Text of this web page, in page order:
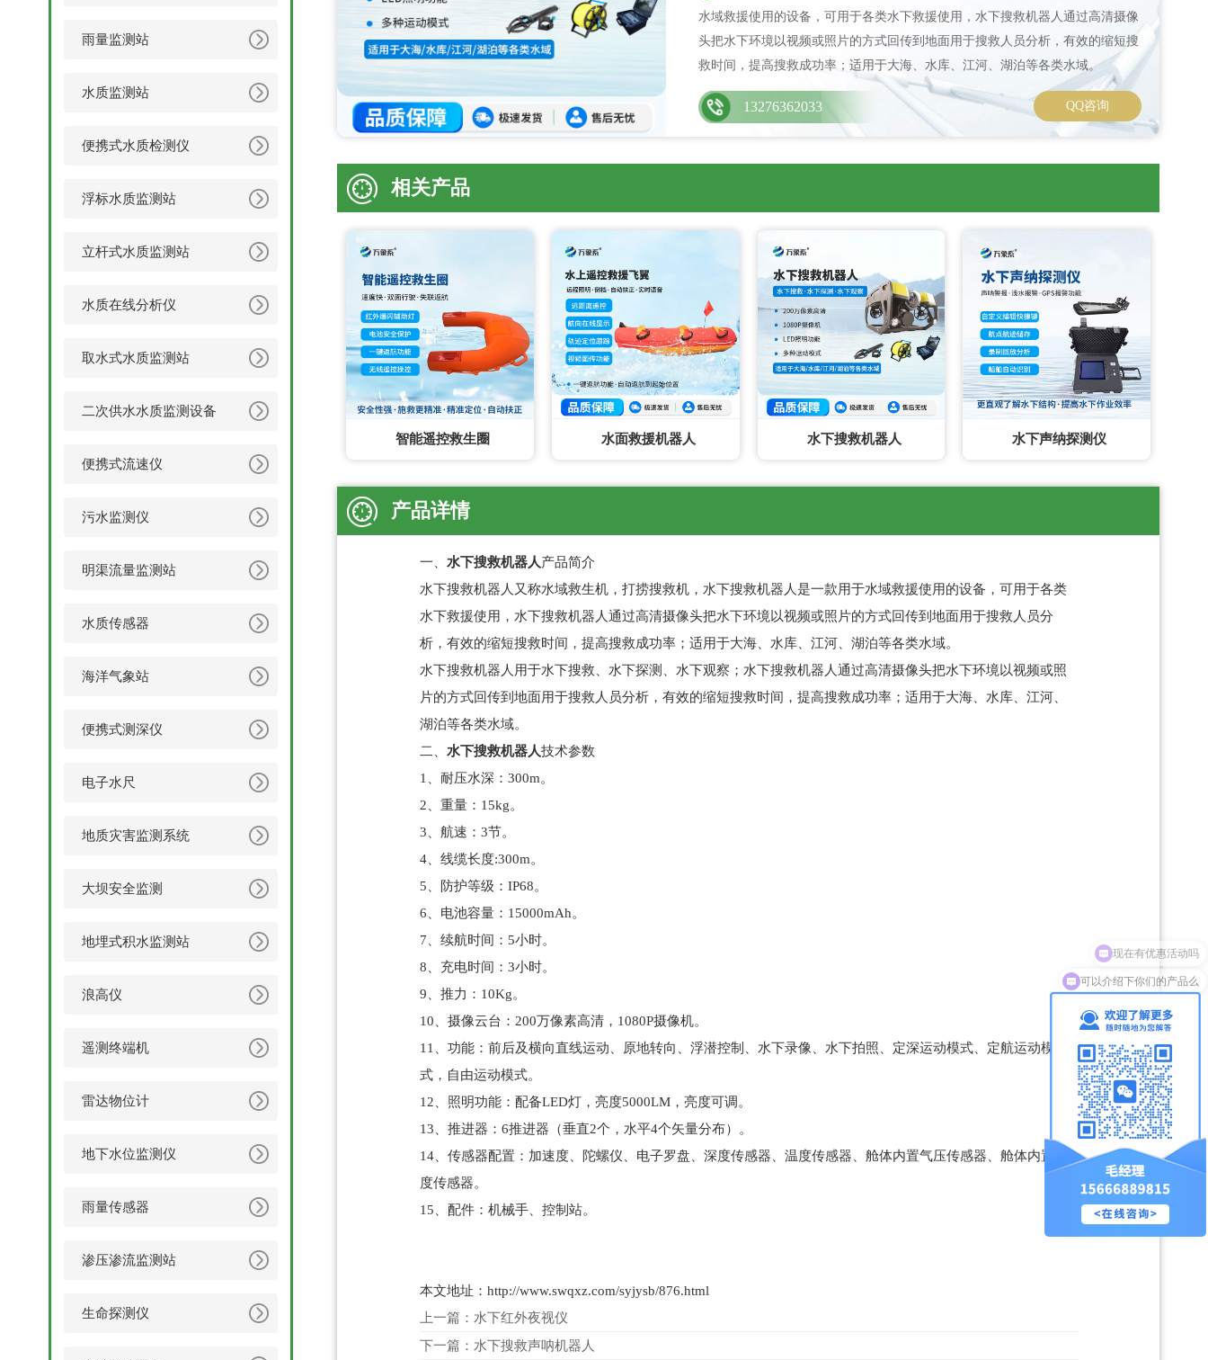
雨量监测站
水质监测站
便携式水质检测仪
浮标水质监测站
立杆式水质监测站
水质在线分析仪
取水式水质监测站
二次供水水质监测设备
便携式流速仪
污水监测仪
明渠流量监测站
水质传感器
海洋气象站
便携式测深仪
电子水尺
地质灾害监测系统
大坝安全监测
地埋式积水监测站
浪高仪
遥测终端机
雷达物位计
地下水位监测仪
雨量传感器
渗压渗流监测站
生命探测仪
水域救援使用的设备，可用于各类水下救援使用，水下搜救机器人通过高清摄像
头把水下环境以视频或照片的方式回传到地面用于搜救人员分析，有效的缩短搜
救时间，提高搜救成功率；适用于大海、水库、江河、湖泊等各类水域。
13276362033 QQ咨询
相关产品
智能遥控救生圈 水面救援机器人 水下搜救机器人 水下声纳探测仪
产品详情
一、 水下搜救机器人产品简介
水下搜救机器人又称水域救生机，打捞搜救机，水下搜救机器人是一款用于水域救援使用的设备，可用于各类
水下救援使用，水下搜救机器人通过高清摄像头把水下环境以视频或照片的方式回传到地面用于搜救人员分
析，有效的缩短搜救时间，提高搜救成功率；适用于大海、水库、江河、湖泊等各类水域。
水下搜救机器人用于水下搜救、水下探测、水下观察；水下搜救机器人通过高清摄像头把水下环境以视频或照
片的方式回传到地面用于搜救人员分析，有效的缩短搜救时间，提高搜救成功率；适用于大海、水库、江河、
湖泊等各类水域。
二、 水下搜救机器人技术参数
1、耐压水深：300m。
2、重量：15kg。
3、航速：3节。
4、线缆长度:300m。
5、防护等级：IP68。
6、电池容量：15000mAh。
7、续航时间：5小时。
8、充电时间：3小时。
9、推力：10Kg。
10、摄像云台：200万像素高清，1080P摄像机。
11、功能：前后及横向直线运动、原地转向、浮潜控制、水下录像、水下拍照、定深运动模式、定航运动模
式，自由运动模式。
12、照明功能：配备LED灯，亮度5000LM，亮度可调。
13、推进器：6推进器（垂直2个，水平4个矢量分布）。
14、传感器配置：加速度、陀螺仪、电子罗盘、深度传感器、温度传感器、舱体内置气压传感器、舱体内置温
度传感器。
15、配件：机械手、控制站。
本文地址：http://www.swqxz.com/syjysb/876.html
上一篇： 水下红外夜视仪
下一篇： 水下搜救声呐机器人
可以介绍下你们的产品么